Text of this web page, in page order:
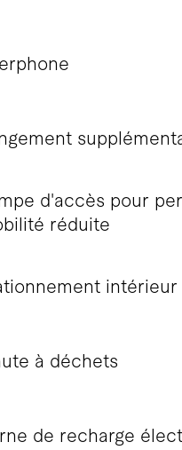
d'accès pour
réduite
intérieur
à déchets
de recharge